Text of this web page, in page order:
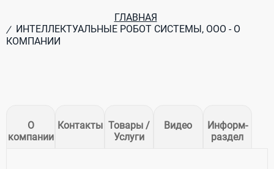
ГЛАВНАЯ
/ ИНТЕЛЛЕКТУАЛЬНЫЕ РОБОТ СИСТЕМЫ, ООО - О
КОМПАНИИ
О
компании
Контакты Товары /
Услуги
Видео
Информ-
раздел